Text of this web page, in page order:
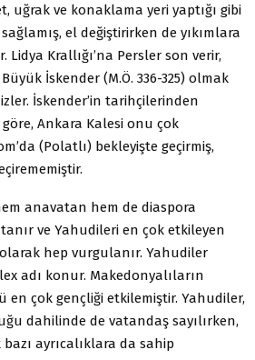
uğrak ve konaklama yeri yaptığı gibi
el değiştirirken de yıkımlara
Lidya Krallığı’na Persler son verir,
İskender (M.Ö. 336-325) olmak
İskender’in tarihçilerinden
Ankara Kalesi onu çok
(Polatlı) bekleyişte geçirmiş,
anavatan hem de diaspora
ve Yahudileri en çok etkileyen
hep vurgulanır. Yahudiler
adı konur. Makedonyalıların
en çok gençliği etkilemiştir. Yahudiler,
dahilinde de vatandaş sayılırken,
ayrıcalıklara da sahip